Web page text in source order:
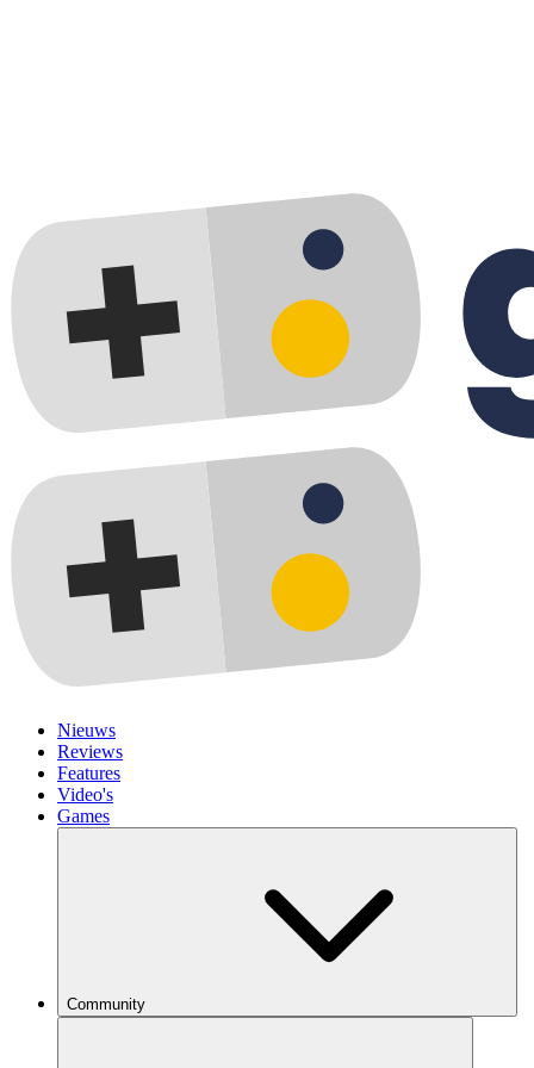
Nieuws
Reviews
Features
Video's
Games
Community